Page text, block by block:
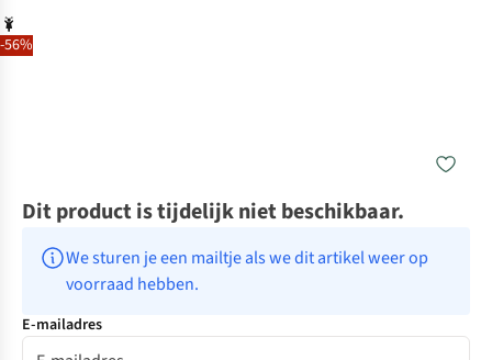
-56%
Dit product is tijdelijk niet beschikbaar.
We sturen je een mailtje als we dit artikel weer op
voorraad hebben.
E-mailadres